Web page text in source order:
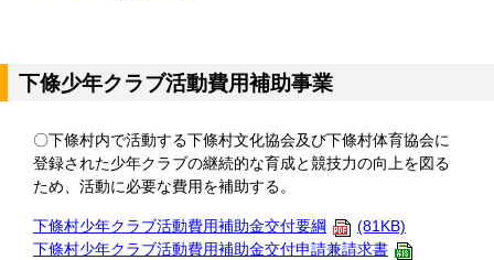
下條少年クラブ活動費用補助事業
〇下條村内で活動する下條村文化協会及び下條村体育協会に
登録された少年クラブの継続的な育成と競技力の向上を図る
ため、活動に必要な費用を補助する。
下條村少年クラブ活動費用補助金交付要綱
(81KB)
下條村少年クラブ活動費用補助金交付申請兼請求書